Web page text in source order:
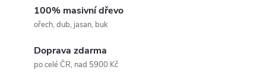
100% masivní dřevo
ořech, dub, jasan, buk
Doprava zdarma
po celé ČR, nad 5900 Kč